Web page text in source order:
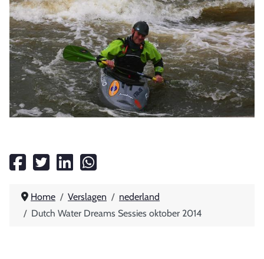
Home Verslagen
nederland
Dutch Water Dreams Sessies oktober 2014